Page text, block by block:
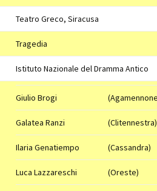
Teatro Greco, Siracusa
Tragedia
Istituto Nazionale del Dramma Antico
Giulio Brogi
Galatea Ranzi (Clitennestra)
Ilaria Genatiempo (Cassandra)
Luca Lazzareschi (Oreste)